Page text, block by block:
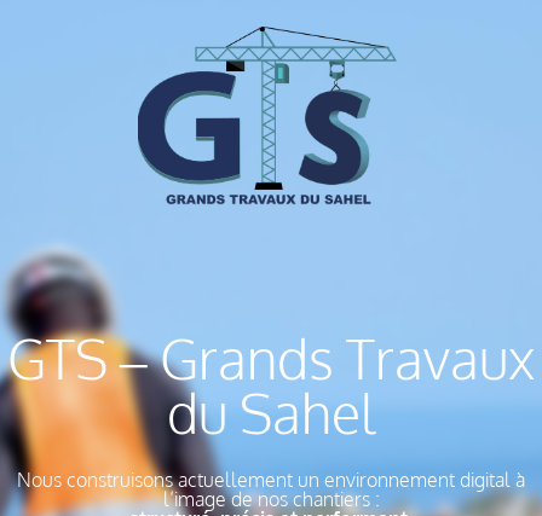
GTS – Grands Travaux
du Sahel
Nous construisons actuellement un environnement digital à
l’image de nos chantiers :